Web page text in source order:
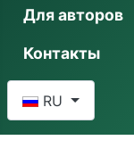
Для авторов
Контакты
RU